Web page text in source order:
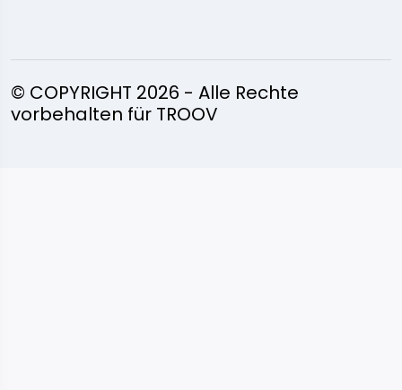
© COPYRIGHT 2026 - Alle Rechte
vorbehalten für TROOV